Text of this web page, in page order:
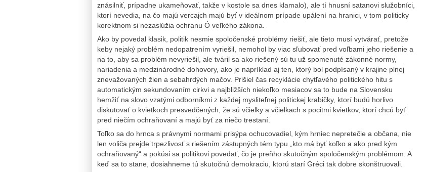
znásilniť, prípadne ukameňovať, takže v kostole sa dnes klamalo), ale tí hnusní satanovi služobníci,
ktorí nevedia, na čo majú vercajch majú byť v ideálnom prípade upálení na hranici, v tom politicky
korektnom si nezaslúžia ochranu Ó veľkého zákona.
Ako by povedal klasik, politik nesmie spoločenské problémy riešiť, ale tieto musí vytvárať, pretože
keby nejaký problém nedopatrením vyriešil, nemohol by viac sľubovať pred voľbami jeho riešenie a
na to, aby sa problém nevyriešil, ale tváril sa ako riešený sú tu už spomenuté zákonné normy,
nariadenia a medzinárodné dohovory, ako je napríklad aj ten, ktorý bol podpísaný v krajine plnej
znevažovaných žien a sebahrdých mačov. Prišiel čas recyklácie chytľavého politického hitu s
automatickým sekundovaním cirkvi a najbližších niekoľko mesiacov sa to bude na Slovensku
hemžiť na slovo vzatými odborníkmi z každej mysliteľnej politickej krabičky, ktorí budú horlivo
diskutovať o kvietkoch presvedčených, že sú včielky a včielkach s pocitmi kvietkov, ktorí chcú byť
pred niečím ochraňovaní a majú byť za niečo trestaní.
Toľko sa do hrnca s právnymi normami prisýpa ochucovadiel, kým hrniec nepretečie a občana, nie
len voliča prejde trpezlivosť s riešením zástupných tém typu „kto má byť koľko a ako pred kým
ochraňovaný“ a pokúsi sa politikovi povedať, čo je preňho skutočným spoločenským problémom. A
keď sa to stane, dosiahneme tú skutočnú demokraciu, ktorú starí Gréci tak dobre skonštruovali.